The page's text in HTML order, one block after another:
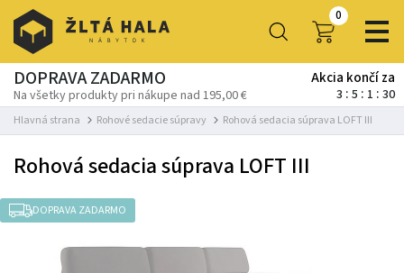
0
DOPRAVA ZADARMO
Na všetky produkty pri nákupe nad 195,00 €
Akcia končí za
3 5 1 29
Hlavná strana Rohové sedacie súpravy Rohová sedacia súprava LOFT III
Rohová sedacia súprava LOFT III
DOPRAVA ZADARMO